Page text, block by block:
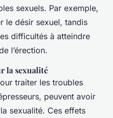
sexuels. Par exemple,
le désir sexuel, tandis
difficultés à atteindre
l’érection.
la sexualité
traiter les troubles
peuvent avoir
sexualité. Ces effets